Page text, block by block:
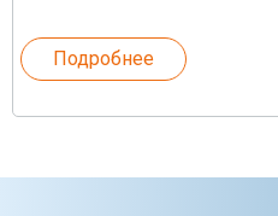
Подробнее